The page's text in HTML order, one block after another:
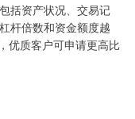
括资产状况、交易记
杆倍数和资金额度越
优质客户可申请更高比